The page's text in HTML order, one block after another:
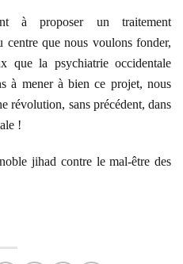
à proposer un traitement
centre que nous voulons fonder,
que la psychiatrie occidentale
à mener à bien ce projet, nous
révolution, sans précédent, dans
!
jihad contre le mal-être des